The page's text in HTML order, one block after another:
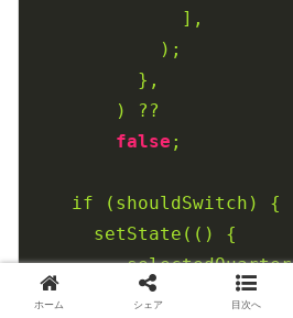
],
);
},
)
??
false ;
if (shouldSwitch)
{
setState(()
{
_selectedQuarter
ホーム シェア 目次へ